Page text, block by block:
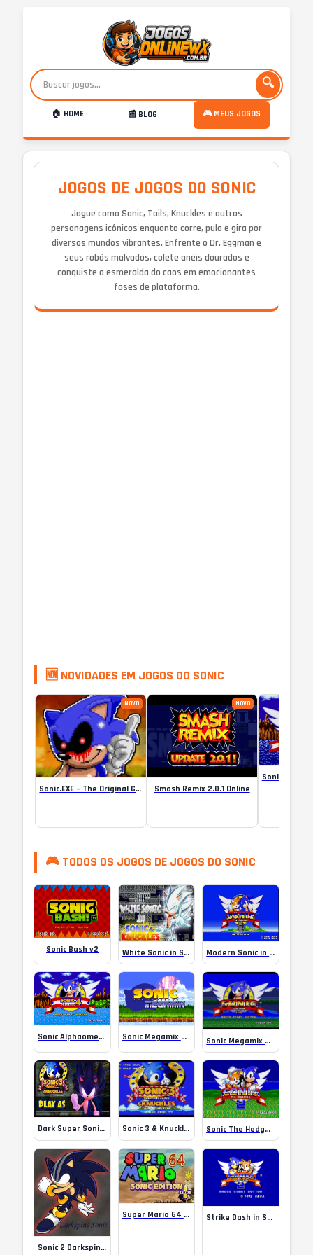
🔍
🏠 HOME 📰 BLOG 🎮 MEUS JOGOS
JOGOS DE JOGOS DO SONIC
Jogue como Sonic, Tails, Knuckles e outros
personagens icônicos enquanto corre, pula e gira por
diversos mundos vibrantes. Enfrente o Dr. Eggman e
seus robôs malvados, colete anéis dourados e
conquiste a esmeralda do caos em emocionantes
fases de plataforma.
🆕 NOVIDADES EM JOGOS DO SONIC
NOVO
Sonic.EXE – The Original Game Online
NOVO
Smash Remix 2.0.1 Online
🎮 TODOS OS JOGOS DE JOGOS DO SONIC
Sonic Bash v2 White Sonic in Sonic & Knuckles Modern Sonic in Sonic 2
Sonic Alphaomega v1.0 beta Sonic Megamix 5.0 Sonic Megamix 3.5
Dark Super Sonic in Sonic 3 & Knuckles Sonic 3 & Knuckles Chaotix Edition Sonic The Hedgehog 2 (World)
Sonic 2 Darkspine Sonic
Super Mario 64 Sonic Edition Plus Strike Dash in Sonic 2 SMS